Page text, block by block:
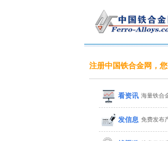
注册中国铁合金网，
看资讯 海量铁合
发信息 免费发布